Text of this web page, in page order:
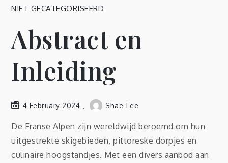
NIET GECATEGORISEERD
Abstract en
Inleiding
4 February 2024 Shae-Lee
De Franse Alpen zijn wereldwijd beroemd om hun
uitgestrekte skigebieden, pittoreske dorpjes en
culinaire hoogstandjes. Met een divers aanbod aan